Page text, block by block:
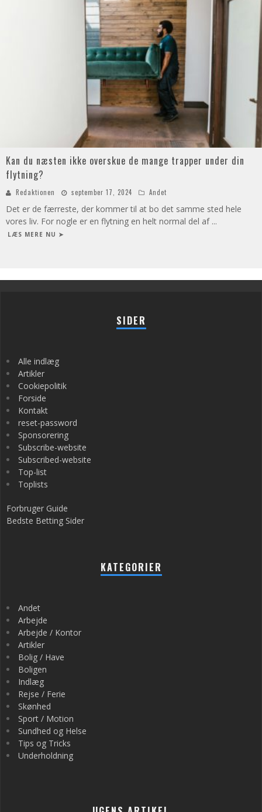
Kan du næsten ikke overskue de mange trapper under din
flytning?
Redaktionen september 17, 2024 Andet
Det er de færreste, der kommer til at bo det samme sted hele
vores liv. For nogle er en flytning en helt normal del af ...
LÆS MERE NU ➤
SIDER
Alle indlæg
Artikler
Cookiepolitik
Forside
Kontakt
reset-password
Sponsorering
Subscribe-website
Subscribed-website
Top-list
Toplists
Forbruger Guide
Bedste Betting Sider
KATEGORIER
Andet
Arbejde
Arbejde / Kontor
Artikler
Bolig / Have
Boligen
Indlæg
Rejse / Ferie
Skønhed
Sport / Motion
Sundhed og Helse
Tips og Tricks
Underholdning